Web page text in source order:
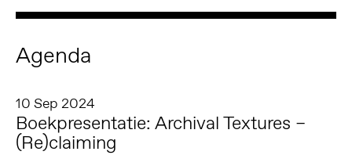
Agenda
10 Sep 2024
Boekpresentatie: Archival Textures –
(Re)claiming